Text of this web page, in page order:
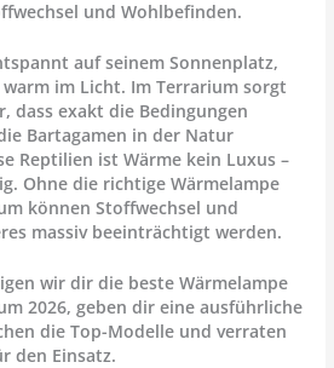
und Wohlbefinden.
auf seinem Sonnenplatz,
im Licht. Im Terrarium sorgt
dass exakt die Bedingungen
Bartagamen in der Natur
Reptilien ist Wärme kein Luxus –
Ohne die richtigeWärmelampe
können Stoffwechsel und
massiv beeinträchtigt werden.
wir dir die beste Wärmelampe
2026, geben dir eine ausführliche
die Top-Modelle und verraten
den Einsatz.